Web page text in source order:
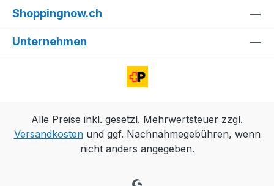
Shoppingnow.ch
Unternehmen
Alle Preise inkl. gesetzl. Mehrwertsteuer zzgl.
Versandkostenund ggf. Nachnahmegebühren, wenn
nicht anders angegeben.